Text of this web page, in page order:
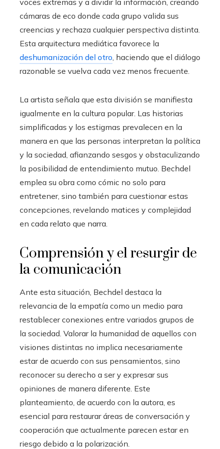
voces extremas y a dividir la información, creando
cámaras de eco donde cada grupo valida sus
creencias y rechaza cualquier perspectiva distinta.
Esta arquitectura mediática favorece la
deshumanización del otro, haciendo que el diálogo
razonable se vuelva cada vez menos frecuente.
La artista señala que esta división se manifiesta
igualmente en la cultura popular. Las historias
simplificadas y los estigmas prevalecen en la
manera en que las personas interpretan la política
y la sociedad, afianzando sesgos y obstaculizando
la posibilidad de entendimiento mutuo. Bechdel
emplea su obra como cómic no solo para
entretener, sino también para cuestionar estas
concepciones, revelando matices y complejidad
en cada relato que narra.
Comprensión y el resurgir de
la comunicación
Ante esta situación, Bechdel destaca la
relevancia de la empatía como un medio para
restablecer conexiones entre variados grupos de
la sociedad. Valorar la humanidad de aquellos con
visiones distintas no implica necesariamente
estar de acuerdo con sus pensamientos, sino
reconocer su derecho a ser y expresar sus
opiniones de manera diferente. Este
planteamiento, de acuerdo con la autora, es
esencial para restaurar áreas de conversación y
cooperación que actualmente parecen estar en
riesgo debido a la polarización.